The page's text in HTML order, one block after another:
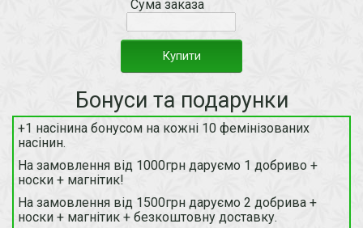
Сума заказа
Купити
Бонуси та подарунки
+1 насінина бонусом на кожні 10 фемінізованих
насінин.
На замовлення від 1000грн даруємо 1 добриво +
носки + магнітик!
На замовлення від 1500грн даруємо 2 добрива +
носки + магнітик + безкоштовну доставку.